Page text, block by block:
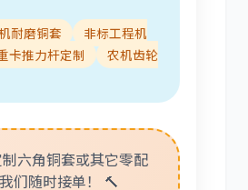
耐磨铜套
非标工程机
卡推力杆定制
农机齿轮
六角铜套或其它零配
们随时接单！ 🔨